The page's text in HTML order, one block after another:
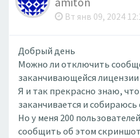
Вт янв 09, 2024
Добрый день
Можно ли отключить
заканчивающейся
Я и так прекрасно знаю,
заканчивается и собираюсь
Но у меня 200
сообщить об этом